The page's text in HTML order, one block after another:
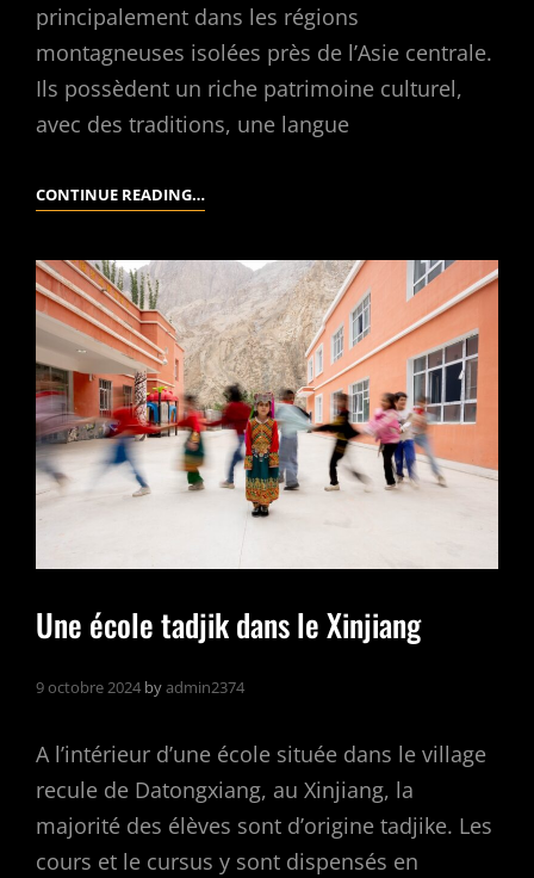
principalement dans les régions
montagneuses isolées près de l’Asie centrale.
Ils possèdent un riche patrimoine culturel,
avec des traditions, une langue
CONTINUE READING…PORTRAITS
LE
XINJIANG
Une école tadjik dans le Xinjiang
9 octobre 2024 byadmin2374
A l’intérieur d’une école située dans le village
recule de Datongxiang, au Xinjiang, la
majorité des élèves sont d’origine tadjike. Les
cours et le cursus y sont dispensés en